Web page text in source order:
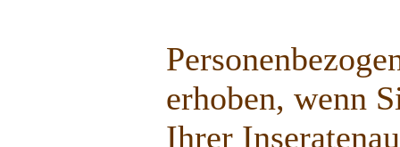
erhoben, wenn
Ihrer